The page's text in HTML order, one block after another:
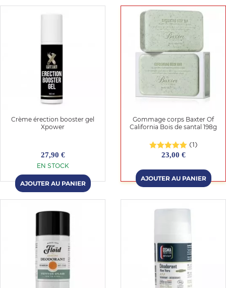
Crème érection booster gel
Xpower
27,90 €
EN STOCK
Gommage corps Baxter Of
California Bois de santal 198g
(1)
23,00 €